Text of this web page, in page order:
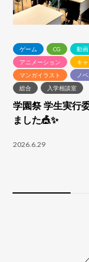
ゲーム CG
動
アニメーション
キ
マンガイラスト
ノ
総合
入学相談室
学園祭 学生実行
ました🎪✨
2026.6.29